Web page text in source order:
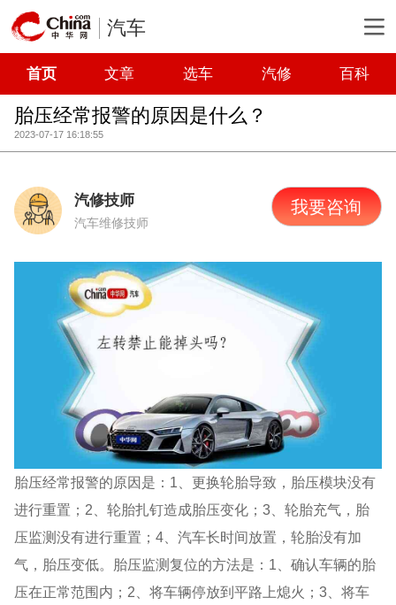
汽车
首页 文章 选车 汽修 百科
胎压经常报警的原因是什么？
2023-07-17 16:18:55
汽修技师
汽车维修技师
我要咨询
胎压经常报警的原因是：1、更换轮胎导致，胎压模块没有
进行重置；2、轮胎扎钉造成胎压变化；3、轮胎充气，胎
压监测没有进行重置；4、汽车长时间放置，轮胎没有加
气，胎压变低。胎压监测复位的方法是：1、确认车辆的胎
压在正常范围内；2、将车辆停放到平路上熄火；3、将车